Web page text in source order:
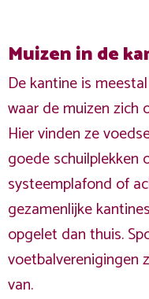
Muizen in de
De kantine is
waar de muizen zich
Hier vinden ze
goede schuilplekken
systeemplafond of
gezamenlijke
opgelet dan thuis.
voetbalverenigingen
van.